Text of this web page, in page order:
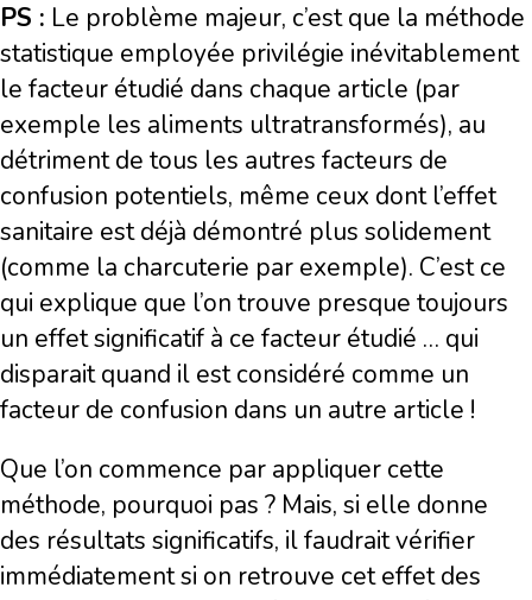
PS : Le problème majeur, c’est que la méthode
statistique employée privilégie inévitablement
le facteur étudié dans chaque article (par
exemple les aliments ultratransformés), au
détriment de tous les autres facteurs de
confusion potentiels, même ceux dont l’effet
sanitaire est déjà démontré plus solidement
(comme la charcuterie par exemple). C’est ce
qui explique que l’on trouve presque toujours
un effet significatif à ce facteur étudié … qui
disparait quand il est considéré comme un
facteur de confusion dans un autre article !
Que l’on commence par appliquer cette
méthode, pourquoi pas ? Mais, si elle donne
des résultats significatifs, il faudrait vérifier
immédiatement si on retrouve cet effet des